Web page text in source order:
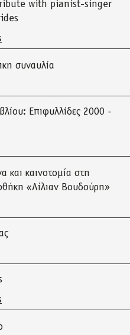
with pianist-singer
συναυλία
Επιφυλλίδες 2000 -
και καινοτομία στη
«Λίλιαν Βουδούρη»